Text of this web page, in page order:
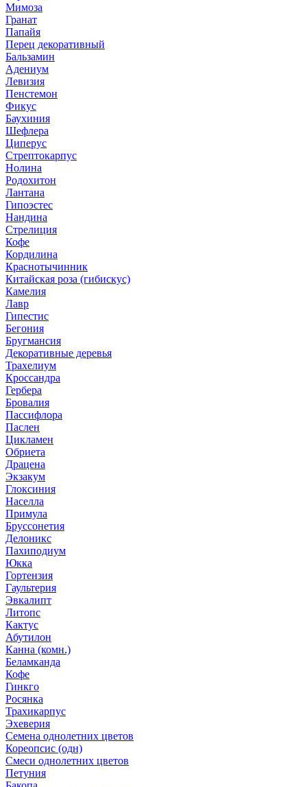
Мимоза
Гранат
Папайя
Перец декоративный
Бальзамин
Адениум
Левизия
Пенстемон
Фикус
Баухиния
Шефлера
Циперус
Стрептокарпус
Нолина
Родохитон
Лантана
Гипоэстес
Нандина
Стрелиция
Кофе
Кордилина
Краснотычинник
Китайская роза (гибискус)
Камелия
Лавр
Гипестис
Бегония
Бругмансия
Декоративные деревья
Трахелиум
Кроссандра
Гербера
Бровалия
Пассифлора
Паслен
Цикламен
Обриета
Драцена
Экзакум
Глоксиния
Населла
Примула
Бруссонетия
Делоникс
Пахиподиум
Юкка
Гортензия
Гаультерия
Эвкалипт
Литопс
Кактус
Абутилон
Канна (комн.)
Беламканда
Кофе
Гинкго
Росянка
Трахикарпус
Эхеверия
Семена однолетних цветов
Кореопсис (одн)
Смеси однолетних цветов
Петуния